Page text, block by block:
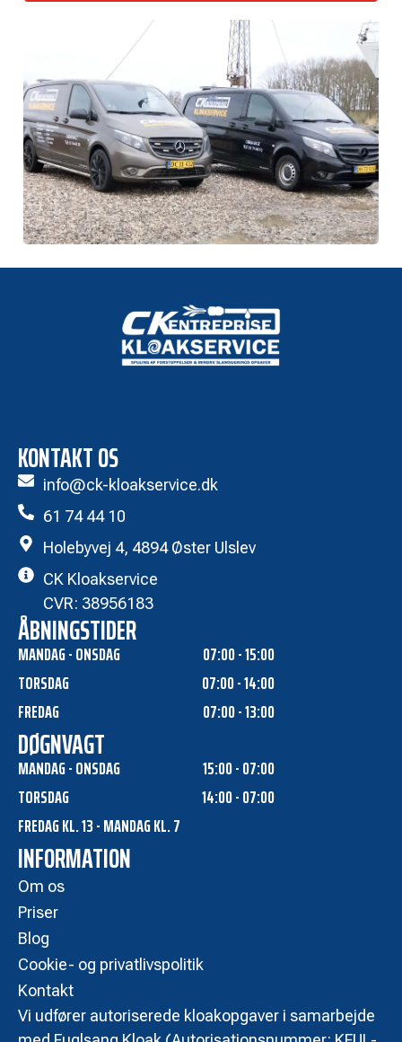
KONTAKT OS
info@ck-kloakservice.dk
61 74 44 10
Holebyvej 4, 4894 Øster Ulslev
CK Kloakservice
CVR: 38956183
ÅBNINGSTIDER
MANDAG - ONSDAG
07:00 - 15:00
TORSDAG
07:00 - 14:00
FREDAG
07:00 - 13:00
DØGNVAGT
MANDAG - ONSDAG
15:00 - 07:00
TORSDAG
14:00 - 07:00
FREDAG KL. 13 - MANDAG KL. 7
INFORMATION
Om os
Priser
Blog
Cookie- og privatlivspolitik
Kontakt
Vi udfører autoriserede kloakopgaver i samarbejde